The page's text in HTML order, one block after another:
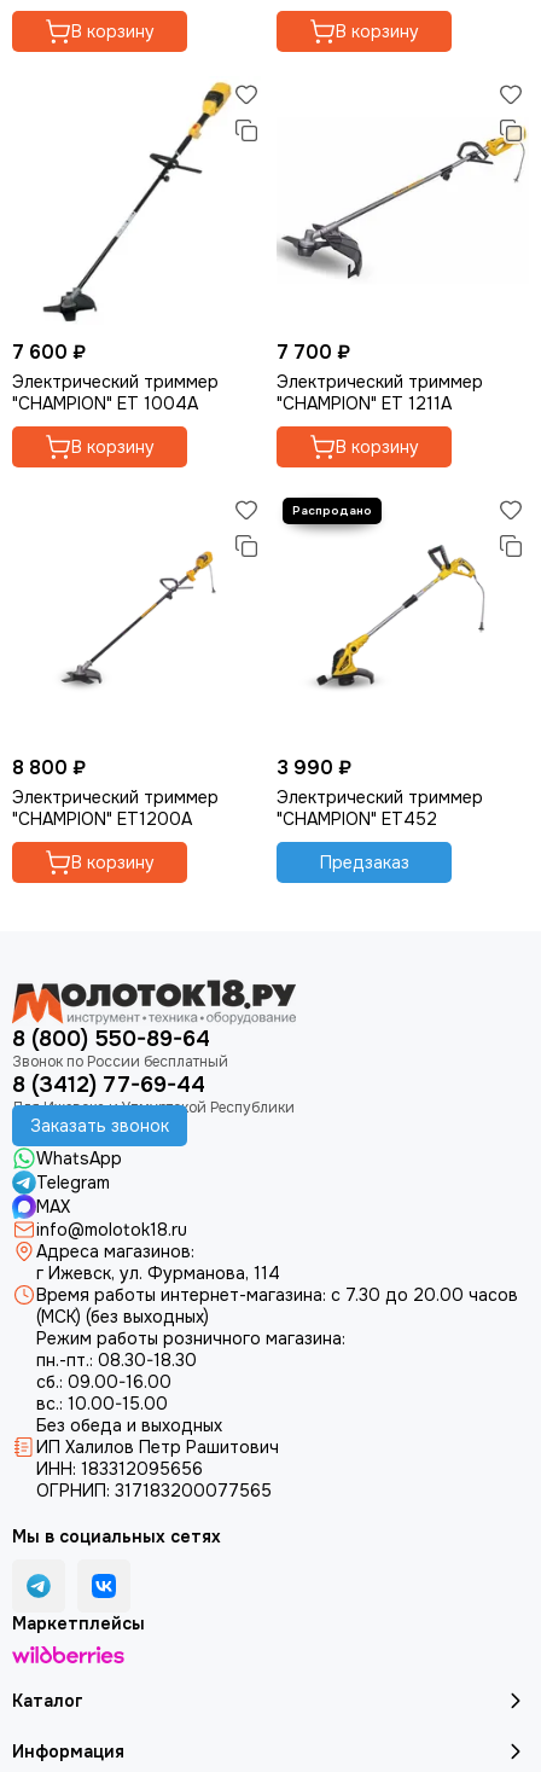
В корзину
В корзину
7 600 ₽
Электрический триммер
"CHAMPION" ET 1004A
В корзину
7 700 ₽
Электрический триммер
"CHAMPION" ET 1211A
В корзину
8 800 ₽
Электрический триммер
"CHAMPION" ET1200A
В корзину
3 990 ₽
Электрический триммер
"CHAMPION" ET452
Предзаказ
8 (800) 550-89-64
8 (3412) 77-69-44
Заказать звонок
WhatsApp
Telegram
MAX
info@molotok18.ru
Адреса магазинов:
г Ижевск, ул. Фурманова, 114
Время работы интернет-магазина: с 7.30 до 20.00 часов
(МСК) (без выходных)
Режим работы розничного магазина:
пн.-пт.: 08.30-18.30
сб.: 09.00-16.00
вс.: 10.00-15.00
Без обеда и выходных
ИП Халилов Петр Рашитович
ИНН: 183312095656
ОГРНИП: 317183200077565
Каталог
Информация
Мы в социальных сетях
Маркетплейсы